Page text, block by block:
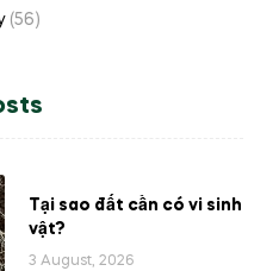
(56)
Tại sao đất cần có vi sinh
vật?
3 August, 2026